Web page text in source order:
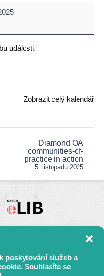
poskytování služeb a
Souhlasíte se
události.
Zobrazit celý kalendář
Diamond OA
communities-of-
practice in action
5. listopadu 2025